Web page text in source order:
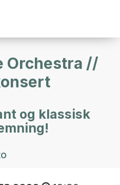
Orchestra //
og klassisk